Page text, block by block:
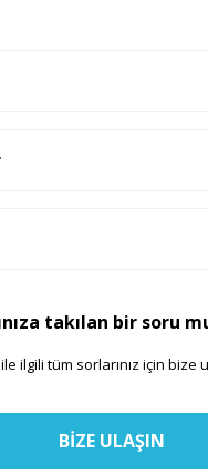
takılan bir soru
ilgili tüm sorlarınız için bize
BİZE ULAŞIN